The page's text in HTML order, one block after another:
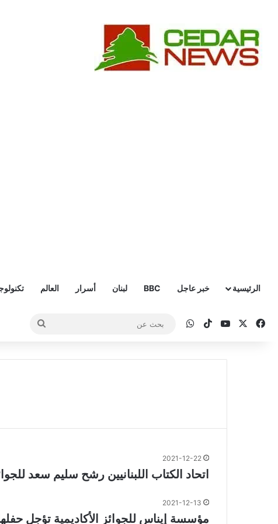
الرئيسية خبر عاجل BBC لبنان أسرار العالم
فيسبوك ‫YouTube
‫TikTokواتساب
بحث
2021-12-22
اتحاد الكتاب اللبنانيين رشح سليم سعد
2021-12-13
مؤسسة إيناس للجوائز الأكاديمية تؤجل